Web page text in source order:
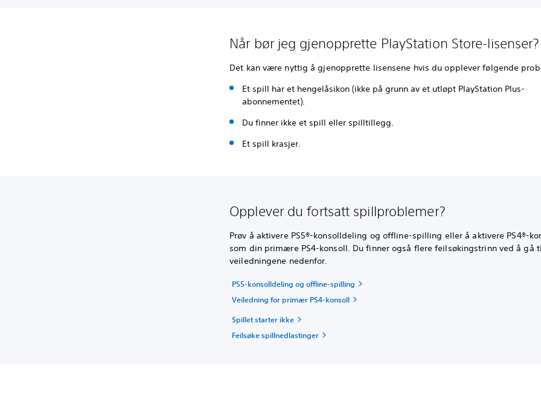
Når bør jeg gjenopprette PlayStation Store-lisenser?
Det kan være nyttig å gjenopprette lisensene hvis du opplever følgende
Et spill har et hengelåsikon (ikke på grunn av et utløpt PlayStation Plus-
abonnementet).
Du finner ikke et spill eller spilltillegg.
Et spill krasjer.
Opplever du fortsatt spillproblemer?
Prøv å aktivere PS5®-konsolldeling og offline-spilling eller å aktivere PS4®-
som din primære PS4-konsoll. Du finner også flere feilsøkingstrinn ved å gå
veiledningene nedenfor.
PS5-konsolldeling og offline-spilling
Veiledning for primær PS4-konsoll
Spillet starter ikke
Feilsøke spillnedlastinger